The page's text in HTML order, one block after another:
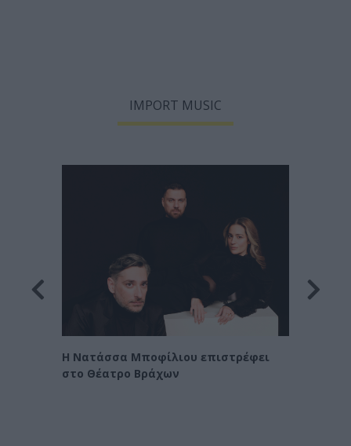
IMPORT MUSIC
Η Νατάσσα Μποφίλιου επιστρέφει
στο Θέατρο Βράχων